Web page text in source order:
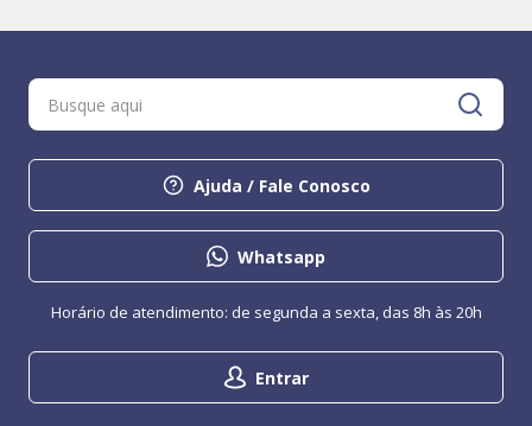
Ajuda / Fale Conosco
Whatsapp
Entrar
Horário de atendimento: de segunda a sexta, das 8h às 20h